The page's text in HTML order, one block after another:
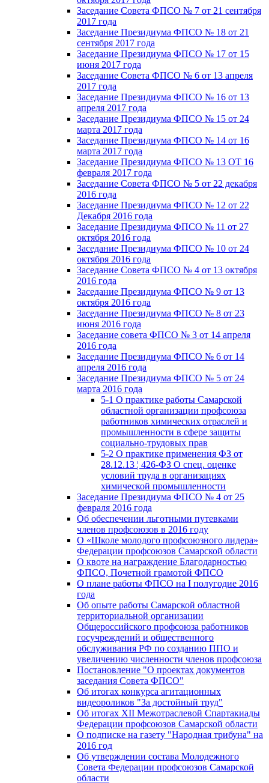
Заседание Совета ФПСО № 7 от 21 сентября
2017 года
Заседание Президиума ФПСО № 18 от 21
сентября 2017 года
Заседание Президиума ФПСО № 17 от 15
июня 2017 года
Заседание Совета ФПСО № 6 от 13 апреля
2017 года
Заседание Президиума ФПСО № 16 от 13
апреля 2017 года
Заседание Президиума ФПСО № 15 от 24
марта 2017 года
Заседание Президиума ФПСО № 14 от 16
марта 2017 года
Заседание Президиума ФПСО № 13 ОТ 16
февраля 2017 года
Заседание Совета ФПСО № 5 от 22 декабря
2016 года
Заседание Президиума ФПСО № 12 от 22
Декабря 2016 года
Заседание Президиума ФПСО № 11 от 27
октября 2016 года
Заседание Президиума ФПСО № 10 от 24
октября 2016 года
Заседание Совета ФПСО № 4 от 13 октября
2016 года
Заседание Президиума ФПСО № 9 от 13
октября 2016 года
Заседание Президиума ФПСО № 8 от 23
июня 2016 года
Заседание совета ФПСО № 3 от 14 апреля
2016 года
Заседание Президиума ФПСО № 6 от 14
апреля 2016 года
Заседание Президиума ФПСО № 5 от 24
марта 2016 года
5-1 О практике работы Самарской
областной организации профсоюза
работников химических отраслей и
промышленности в сфере защиты
социально-трудовых прав
5-2 О практике применения ФЗ от
28.12.13 ¦ 426-ФЗ О спец. оценке
условий труда в организациях
химической промышленности
Заседание Президиума ФПСО № 4 от 25
февраля 2016 года
Об обеспечении льготными путевками
членов профсоюзов в 2016 году
О «Школе молодого профсоюзного лидера»
Федерации профсоюзов Самарской области
О квоте на награждение Благодарностью
ФПСО, Почетной грамотой ФПСО
О плане работы ФПСО на I полугодие 2016
года
Об опыте работы Самарской областной
территориальной организации
Общероссийского профсоюза работников
госучреждений и общественного
обслуживания РФ по созданию ППО и
увеличению численности членов профсоюза
Постановление "О проектах документов
заседания Совета ФПСО"
Об итогах конкурса агитационных
видеороликов "За достойный труд"
Об итогах XII Межотраслевой Спартакиады
Федерации профсоюзов Самарской области
О подписке на газету "Народная трибуна" на
2016 год
Об утверждении состава Молодежного
Совета Федерации профсоюзов Самарской
области